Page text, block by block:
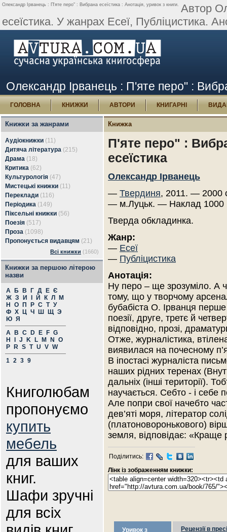
Олександр Ірванець : П'яте перо" : Вибрана есеїстика : Анотація, уривок з книги. Автор
есеїстика. У жанрах Есеї, Публіцистика.
Олександр Ірванець : П'яте перо" :
ГОЛОВНА КНИЖКИ АВТОРИ КНИГАРНІ
Книжки за жанрами
Аудіокнижки (11)
Дитяча література (215)
Драма (18)
Критика (62)
Культурологія (47)
Мистецькі книжки (11)
Переклади (116)
Періодика (149)
Піксельні книжки (56)
Поезія (517)
Проза (1098)
Пропонується видавцям (21)
Всі книжки (1660)
Книжки за першою літерою
назви
А Б В Г Д Е Є
Ж З И Й К Л
М
Н
О П Р С Т У
Ф Х Ц Ч Ш Щ Э
Ю Я
A
B C D E F G
H
J K L M N
O
P
R S T U V W
1 2 3 9
Книголюбам
пропонуємо
купить
мебель
для ваших
книг.
Шафи зручні
для всіх
Книжка
П'яте перо" :
есеїстика
Олександр Ірванець
— Твердиня, 2011. — 2000
— м.Луцьк. — Наклад 1000
Тверда обкладинка.
Жанр:
— Есеї
— Публіцистика
Анотація:
Ну перо – ще зрозумiло. А
тому, що у творчому
бубабiста О. Iрванця
поезiї, друге, третє й
вiдповiдно, прозi,
Отже, журналiстика,
виявилася на почесному
В iпостасi журналiста
наших рiдних теренах
дальнiх (iншi територiї).
научається. Себто - i себе
Але попри свої начебто
дев’ятi моря, лiтератор
(платоноворонькового)
земля, вiдповiдає: «Краще
Поділитись:
Лінк із зображенням книжки:
Уривок з
Рецензії в пресі